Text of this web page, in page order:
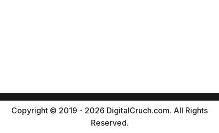
Copyright © 2019 - 2026 DigitalCruch.com. All Rights
Reserved.